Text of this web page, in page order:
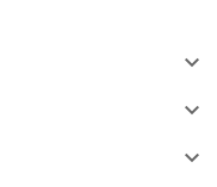


